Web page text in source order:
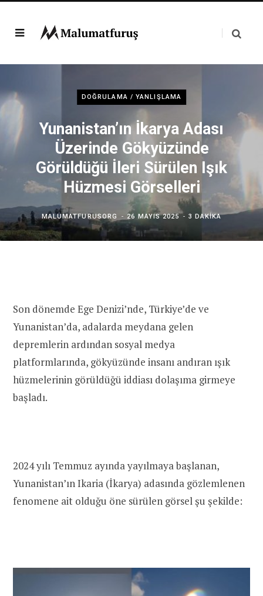
DOĞRULAMA / YANLIŞLAMA
Yunanistan’ın İkarya Adası
Üzerinde Gökyüzünde
Görüldüğü İleri Sürülen Işık
Hüzmesi Görselleri
MALUMATFURUSORG 26 MAYIS 2025 3 DAKIKA
Son dönemde Ege Denizi’nde, Türkiye’de ve
Yunanistan’da, adalarda meydana gelen
depremlerin ardından sosyal medya
platformlarında, gökyüzünde insanı andıran ışık
hüzmelerinin görüldüğü iddiası dolaşıma girmeye
başladı.
2024 yılı Temmuz ayında yayılmaya başlanan,
Yunanistan’ın Ikaria (İkarya) adasında gözlemlenen
fenomene ait olduğu öne sürülen görsel şu şekilde: